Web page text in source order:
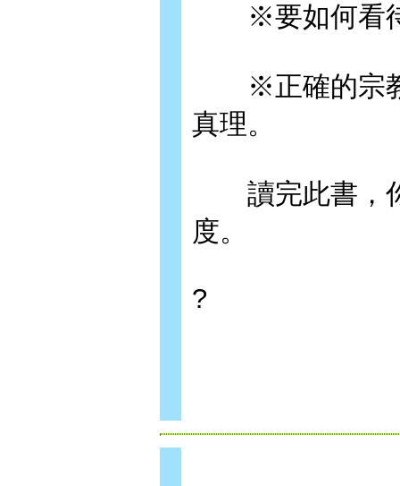
※要如何看待
※正確的宗教
真理。
讀完此書，你
度。
?